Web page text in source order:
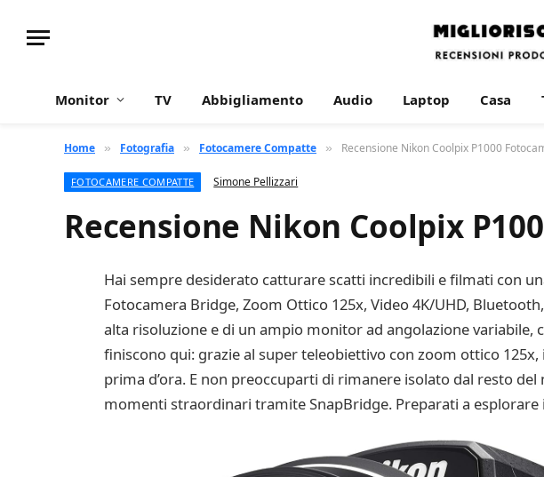
Monitor TV Abbigliamento Audio Laptop Casa
Home » Fotografia » Fotocamere Compatte » Recensione Nikon Coolpix P1000
FOTOCAMERE COMPATTE Simone Pellizzari
Recensione Nikon Coolpix
Hai sempre desiderato catturare scatti incredibili e filmati con
Fotocamera Bridge, Zoom Ottico 125x, Video 4K/UHD,
alta risoluzione e di un ampio monitor ad angolazione
finiscono qui: grazie al super teleobiettivo con zoom ottico
prima d’ora. E non preoccuparti di rimanere isolato dal resto
momenti straordinari tramite SnapBridge. Preparati a